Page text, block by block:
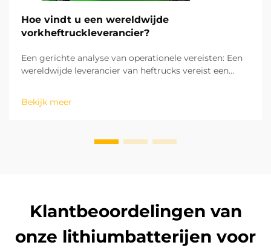
Hoe vindt u een wereldwijde
vorkheftruckleverancier?
Een gerichte analyse van operationele vereisten: Een
wereldwijde leverancier van heftrucks vereist een
behoeften en kosten te kunnen voldoen. Elke
operationele omgeving vereist een bepaald type
Bekijk meer
Klantbeoordelingen van
onze lithiumbatterijen voor